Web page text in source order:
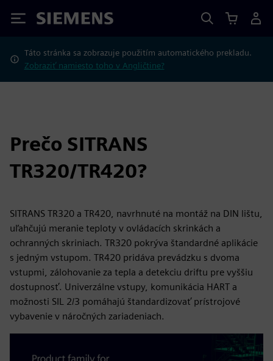
Siemens
Táto stránka sa zobrazuje použitím automatického prekladu.
Zobraziť namiesto toho v Angličtine?
Prečo SITRANS
TR320/TR420?
SITRANS TR320 a TR420, navrhnuté na montáž na DIN lištu,
uľahčujú meranie teploty v ovládacích skrinkách a
ochranných skriniach. TR320 pokrýva štandardné aplikácie
s jedným vstupom. TR420 pridáva prevádzku s dvoma
vstupmi, zálohovanie za tepla a detekciu driftu pre vyššiu
dostupnosť. Univerzálne vstupy, komunikácia HART a
možnosti SIL 2/3 pomáhajú štandardizovať prístrojové
vybavenie v náročných zariadeniach.